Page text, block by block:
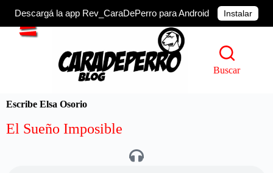
Descargá la app Rev_CaraDePerro para Android Instalar
Buscar
Escribe Elsa Osorio
El Sueño Imposible